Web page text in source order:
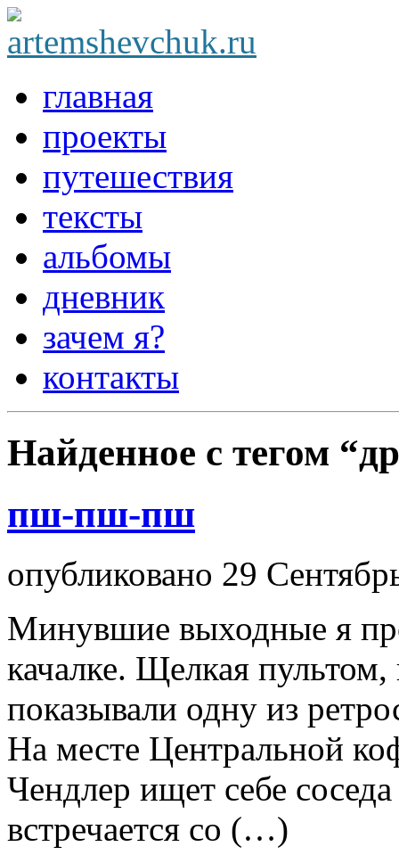
главная
проекты
путешествия
тексты
альбомы
дневник
зачем я?
контакты
Найденное с тегом
пш-пш-пш
опубликовано 29
Минувшие выходные я
качалке. Щелкая пультом,
показывали одну из
На месте Центральной
Чендлер ищет себе
встречается со (…)